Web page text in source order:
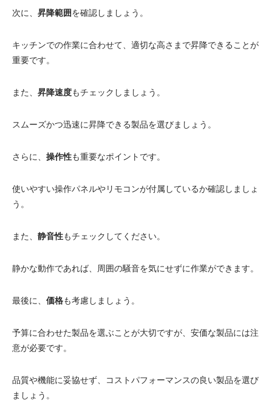
次に、 昇降範囲を確認しましょう。
キッチンでの作業に合わせて、適切な高さまで昇降できることが
重要です。
また、 昇降速度もチェックしましょう。
スムーズかつ迅速に昇降できる製品を選びましょう。
さらに、 操作性も重要なポイントです。
使いやすい操作パネルやリモコンが付属しているか確認しましょ
う。
また、 静音性もチェックしてください。
静かな動作であれば、周囲の騒音を気にせずに作業ができます。
最後に、 価格も考慮しましょう。
予算に合わせた製品を選ぶことが大切ですが、安価な製品には注
意が必要です。
品質や機能に妥協せず、コストパフォーマンスの良い製品を選び
ましょう。